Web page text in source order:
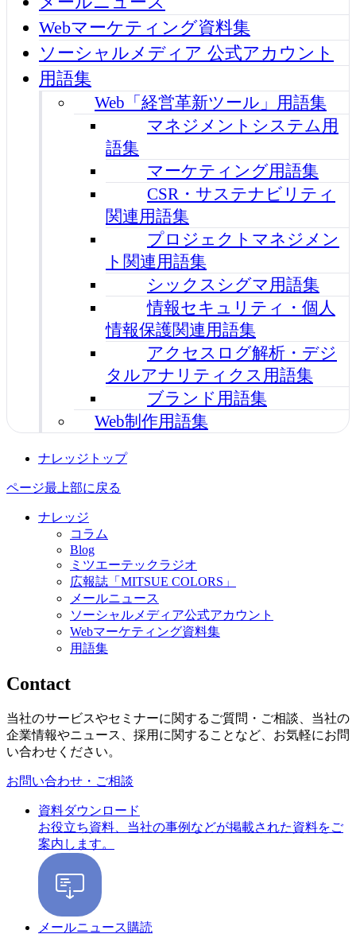
Webマーケティング資料集
ソーシャルメディア 公式アカウント
用語集
Web「経営革新ツール」用語集
マネジメントシステム用
語集
マーケティング用語集
CSR・サステナビリティ
関連用語集
プロジェクトマネジメン
ト関連用語集
シックスシグマ用語集
情報セキュリティ・個人
情報保護関連用語集
アクセスログ解析・デジ
タルアナリティクス用語集
ブランド用語集
Web制作用語集
ナレッジトップ
ページ最上部に戻る
ナレッジ
コラム
Blog
ミツエーテックラジオ
広報誌「MITSUE COLORS」
メールニュース
ソーシャルメディア公式アカウント
Webマーケティング資料集
用語集
Contact
当社のサービスやセミナーに関するご質問・ご相談、当社の
企業情報やニュース、採用に関することなど、お気軽にお問
い合わせください。
お問い合わせ・ご相談
資料ダウンロード
お役立ち資料、当社の事例などが掲載された資料をご
案内します。
メールニュース購読